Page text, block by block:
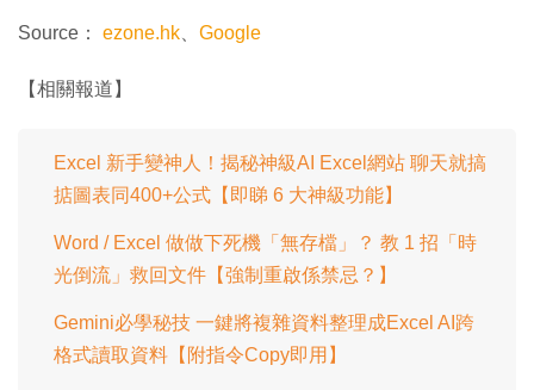
Source： ezone.hk Google
【相關報道】
Excel 新手變神人！揭秘神級AI Excel網站 聊天就搞
掂圖表同400+公式【即睇 6 大神級功能】
Word / Excel 做做下死機「無存檔」？ 教 1 招「時
光倒流」救回文件【強制重啟係禁忌？】
Gemini必學秘技 一鍵將複雜資料整理成Excel AI跨
格式讀取資料【附指令Copy即用】